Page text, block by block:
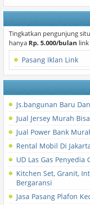
Tingkatkan pengunjung
hanya Rp. 5.000/bulan
Pasang Iklan Link
Js.bangunan Baru
Jual Jersey Murah
Jual Power Bank
Rental Mobil Di
UD Las Gas Penyedia
Kitchen Set, Granit,
Bergaransi
Jasa Pasang Plafon